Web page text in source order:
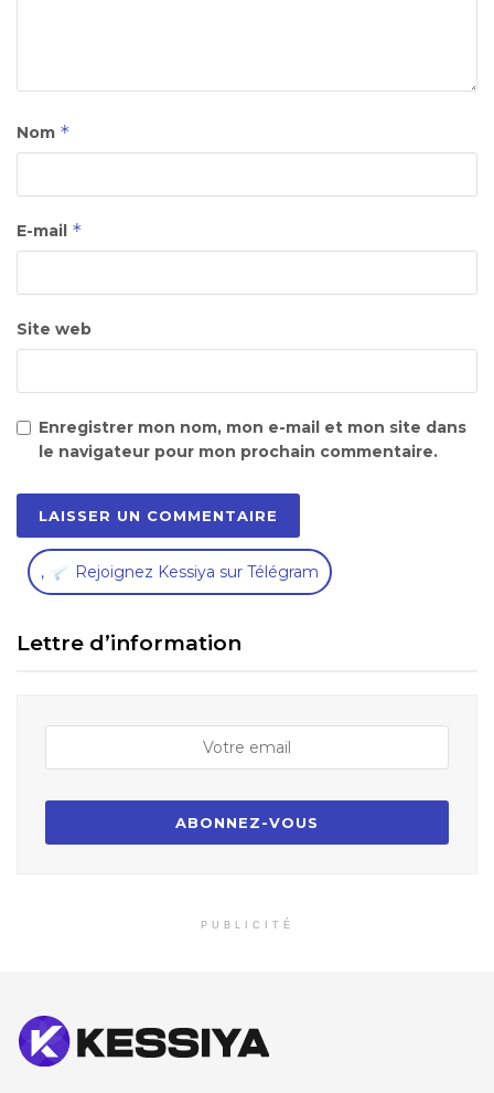
Nom *
E-mail *
Site web
Enregistrer mon nom, mon e-mail et mon site dans
le navigateur pour mon prochain commentaire.
, Rejoignez Kessiya sur Télégram
Lettre d’information
PUBLICITÉ